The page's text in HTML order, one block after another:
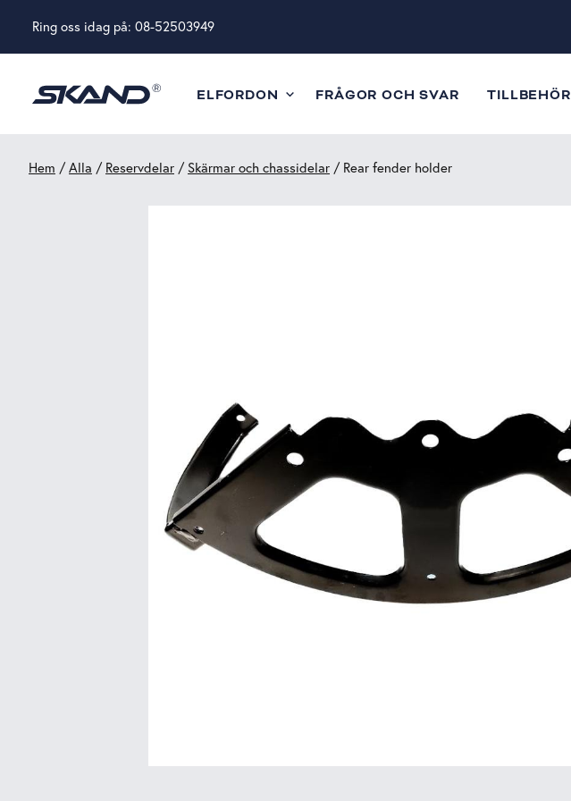
Ring oss idag på: 08-52503949
ELFORDON FRÅGOR OCH SVAR TILLBEHÖR
Hem /Alla / Reservdelar / Skärmar och chassidelar / Rear fender holder